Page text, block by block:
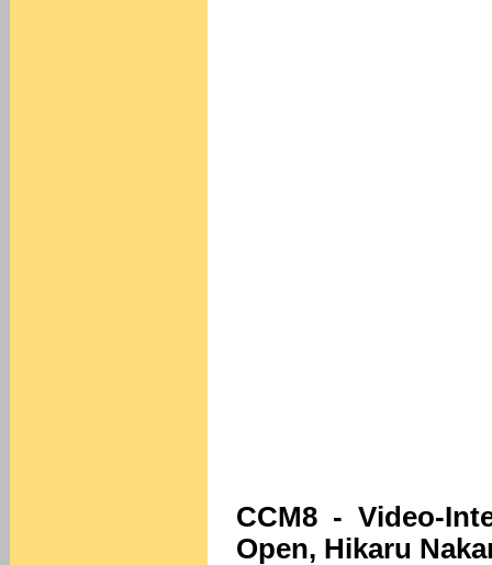
CCM8 - Video-
Open, Hikaru